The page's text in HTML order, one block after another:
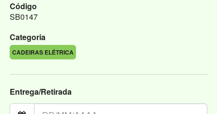
Código
SB0147
Categoria
CADEIRAS ELÉTRICA
Entrega/Retirada